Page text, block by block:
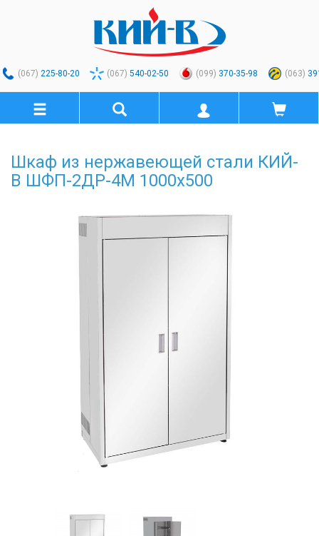
(067) 225-80-20 (067) 540-02-50 (099) 370-35-98 (063)
Шкаф из нержавеющей стали КИЙ-
В ШФП-2ДР-4М 1000х500